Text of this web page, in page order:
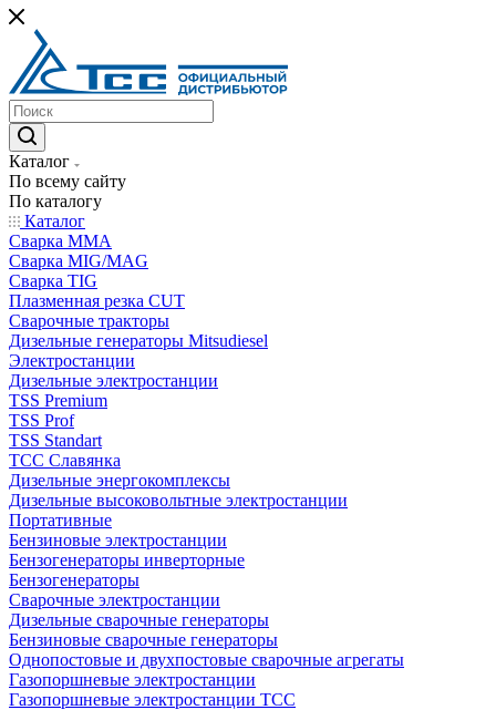
Каталог
По всему сайту
По каталогу
Каталог
Сварка MMA
Сварка MIG/MAG
Сварка TIG
Плазменная резка CUT
Сварочные тракторы
Дизельные генераторы Mitsudiesel
Электростанции
Дизельные электростанции
TSS Premium
TSS Prof
TSS Standart
ТСС Славянка
Дизельные энергокомплексы
Дизельные высоковольтные электростанции
Портативные
Бензиновые электростанции
Бензогенераторы инверторные
Бензогенераторы
Сварочные электростанции
Дизельные сварочные генераторы
Бензиновые сварочные генераторы
Однопостовые и двухпостовые сварочные агрегаты
Газопоршневые электростанции
Газопоршневые электростанции ТСС